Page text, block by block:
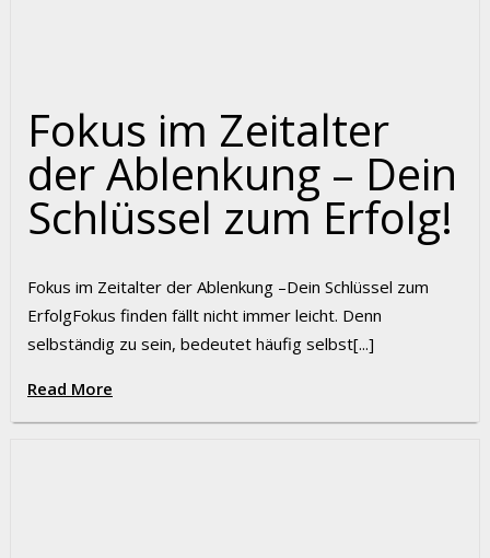
Fokus im Zeitalter
der Ablenkung – Dein
Schlüssel zum Erfolg!
Fokus im Zeitalter der Ablenkung –Dein Schlüssel zum
ErfolgFokus finden fällt nicht immer leicht. Denn
selbständig zu sein, bedeutet häufig selbst[...]
Read More